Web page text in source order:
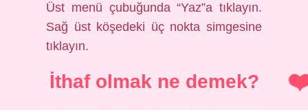
Üst menü çubuğunda “Yaz”a tıklayın.
Sağ üst köşedeki üç nokta simgesine
tıklayın.
İthaf olmak ne demek?